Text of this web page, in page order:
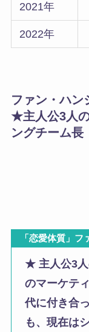
2021年
2022年
ファン・ハン
★主人公3人
ングチーム長
「恋愛体質」
★ 主人公3人
のマーケテ
代に付き合
も、現在は